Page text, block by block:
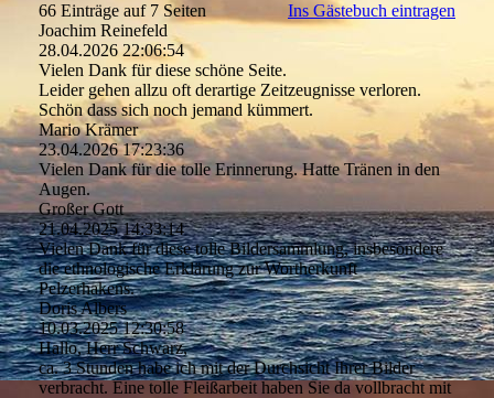
66 Einträge auf 7 Seiten
Ins Gästebuch eintragen
Joachim Reinefeld
28.04.2026 22:06:54
Vielen Dank für diese schöne Seite.
Leider gehen allzu oft derartige Zeitzeugnisse verloren.
Schön dass sich noch jemand kümmert.
Mario Krämer
23.04.2026 17:23:36
Vielen Dank für die tolle Erinnerung. Hatte Tränen in den
Augen.
Großer Gott
21.04.2025 14:33:14
Vielen Dank für diese tolle Bildersammlung, insbesondere
die ethnologische Erklärung zur Wortherkunft
Pelzerhakens.
Doris Albers
10.03.2025 12:30:58
Hallo, Herr Schwarz,
ca. 3 Stunden habe ich mit der Durchsicht Ihrer Bilder
verbracht. Eine tolle Fleißarbeit haben Sie da vollbracht mit